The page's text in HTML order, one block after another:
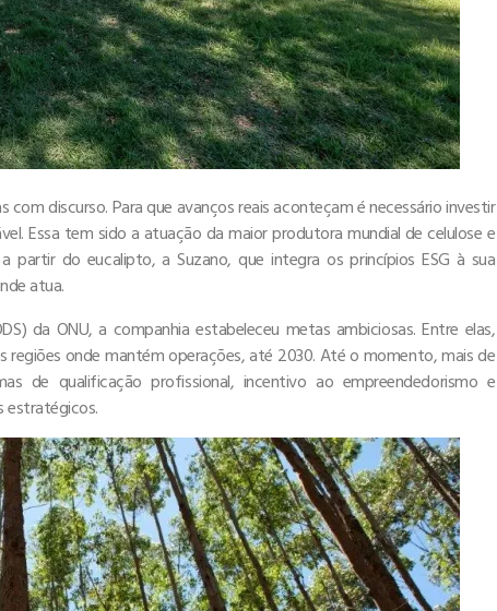
discurso. Para que avanços reais aconteçam é necessário investir
Essa tem sido a atuação da maior produtora mundial de celulose e
do eucalipto, a Suzano, que integra os princípios ESG à sua
atua.
da ONU, a companhia estabeleceu metas ambiciosas. Entre elas,
onde mantém operações, até 2030. Até o momento, mais de
de qualificação profissional, incentivo ao empreendedorismo e
estratégicos.